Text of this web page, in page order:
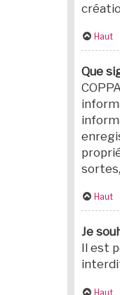
Haut
Que
Haut
Je
Il est
Haut